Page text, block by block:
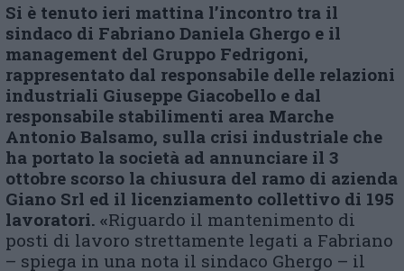
Si è tenuto ieri mattina l’incontro tra il
sindaco di Fabriano Daniela Ghergo e il
management del Gruppo Fedrigoni,
rappresentato dal responsabile delle relazioni
industriali Giuseppe Giacobello e dal
responsabile stabilimenti area Marche
Antonio Balsamo, sulla crisi industriale che
ha portato la società ad annunciare il 3
ottobre scorso la chiusura del ramo di azienda
Giano Srl ed il licenziamento collettivo di 195
lavoratori. «Riguardo il mantenimento di
posti di lavoro strettamente legati a Fabriano
– spiega in una nota il sindaco Ghergo – il